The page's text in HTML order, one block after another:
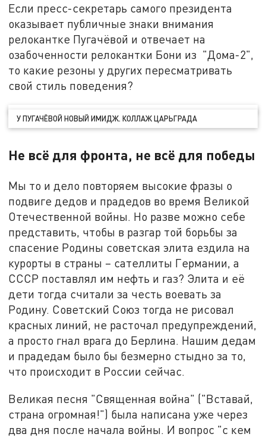
Если пресс-секретарь самого президента
оказывает публичные знаки внимания
релокантке Пугачёвой и отвечает на
озабоченности релокантки Бони из "Дома-2",
то какие резоны у других пересматривать
свой стиль поведения?
У ПУГАЧЁВОЙ НОВЫЙ ИМИДЖ. КОЛЛАЖ ЦАРЬГРАДА
Не всё для фронта, не всё для победы
Мы то и дело повторяем высокие фразы о
подвиге дедов и прадедов во время Великой
Отечественной войны. Но разве можно себе
представить, чтобы в разгар той борьбы за
спасение Родины советская элита ездила на
курорты в страны – сателлиты Германии, а
СССР поставлял им нефть и газ? Элита и её
дети тогда считали за честь воевать за
Родину. Советский Союз тогда не рисовал
красных линий, не расточал предупреждений,
а просто гнал врага до Берлина. Нашим дедам
и прадедам было бы безмерно стыдно за то,
что происходит в России сейчас.
Великая песня "Священная война" ("Вставай,
страна огромная!") была написана уже через
два дня после начала войны. И вопрос "с кем